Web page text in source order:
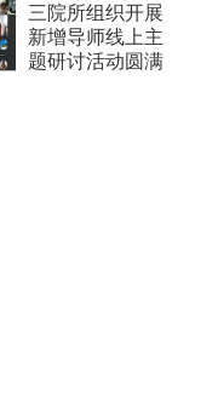
三院所组织开展
新增导师线上主
题研讨活动圆满